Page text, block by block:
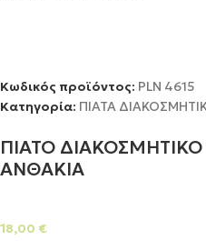
Κωδικός προϊόντος: PLΝ 4615
Κατηγορία: ΠΙΑΤΑ
ΠΙΑΤΟ
ΑΝΘΑΚΙΑ
18,00 €